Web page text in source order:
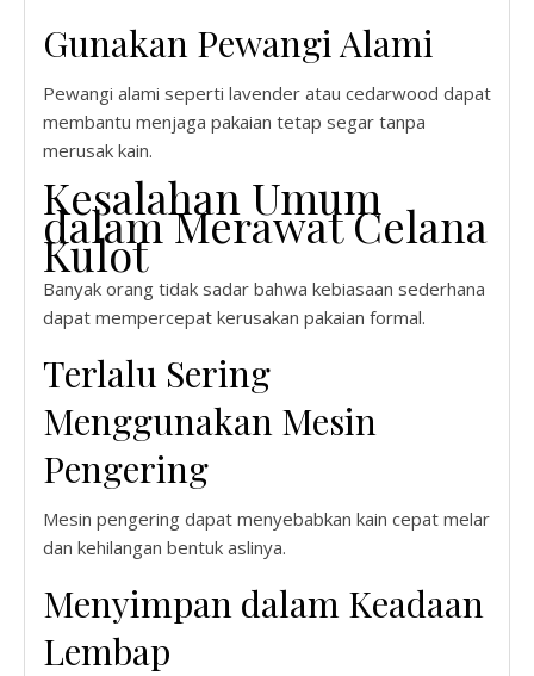
Gunakan Pewangi Alami
Pewangi alami seperti lavender atau cedarwood dapat
membantu menjaga pakaian tetap segar tanpa
merusak kain.
Kesalahan Umum
dalam Merawat Celana
Kulot
Banyak orang tidak sadar bahwa kebiasaan sederhana
dapat mempercepat kerusakan pakaian formal.
Terlalu Sering
Menggunakan Mesin
Pengering
Mesin pengering dapat menyebabkan kain cepat melar
dan kehilangan bentuk aslinya.
Menyimpan dalam Keadaan
Lembap